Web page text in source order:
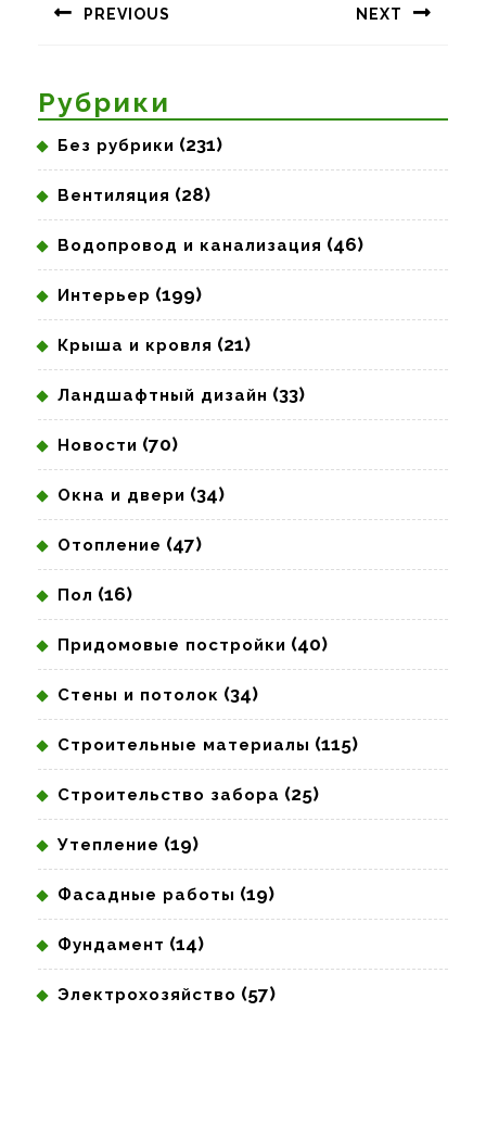
записям
PREVIOUS NEXT
Рубрики
Без рубрики (231)
Вентиляция (28)
Водопровод и канализация (46)
Интерьер (199)
Крыша и кровля (21)
Ландшафтный дизайн (33)
Новости (70)
Окна и двери (34)
Отопление (47)
Пол (16)
Придомовые постройки (40)
Стены и потолок (34)
Строительные материалы (115)
Строительство забора (25)
Утепление (19)
Фасадные работы (19)
Фундамент (14)
Электрохозяйство (57)